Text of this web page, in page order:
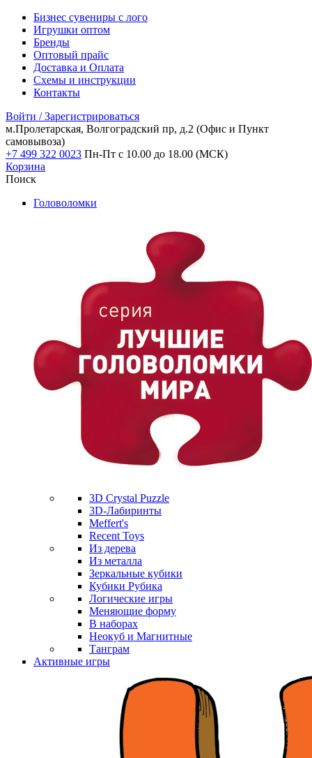
Бизнес сувениры с лого
Игрушки оптом
Бренды
Оптовый прайс
Доставка и Оплата
Схемы и инструкции
Контакты
Войти / Зарегистрироваться
м.Пролетарская, Волгоградский пр, д.2 (Офис и Пункт
самовывоза)
+7 499 322 0023 Пн-Пт с 10.00 до 18.00 (МСК)
Корзина
Поиск
Головоломки
3D Crystal Puzzle
3D-Лабиринты
Meffert's
Recent Toys
Из дерева
Из металла
Зеркальные кубики
Кубики Рубика
Логические игры
Меняющие форму
В наборах
Неокуб и Магнитные
Танграм
Активные игры